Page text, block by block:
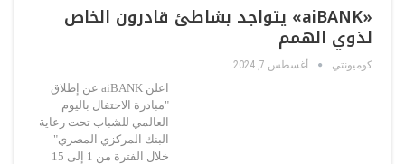
«aiBANK» يتواجد بشاطئ قادرون الخاص
لذوي الهمم
كوميونتي أغسطس 7, 2024
اعلن aiBANK عن إطلاق
"مبادرة الاحتفال باليوم
العالمي للشباب تحت رعاية
البنك المركزي المصري"
خلال الفترة من 1 إلى 15